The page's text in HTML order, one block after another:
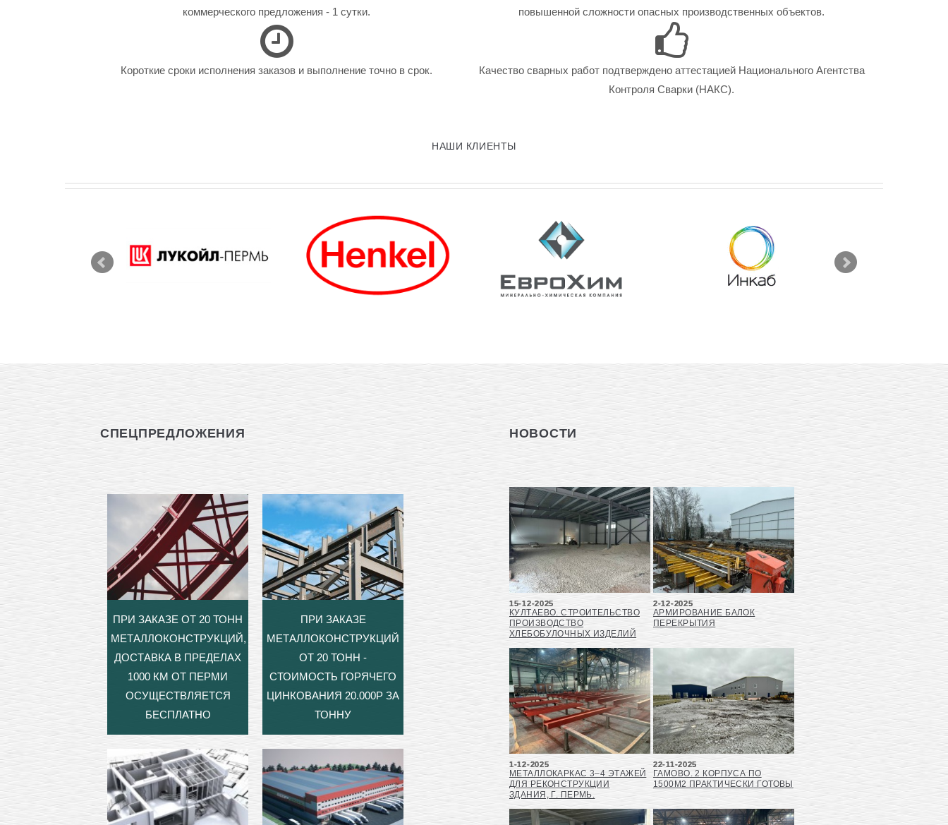
коммерческого предложения - 1 сутки.
повышенной сложности опасных производственных объектов.
Короткие сроки исполнения заказов и выполнение точно в срок.
Качество сварных работ подтверждено аттестацией Национального Агентства
Контроля Сварки (НАКС).
НАШИ КЛИЕНТЫ
СПЕЦПРЕДЛОЖЕНИЯ
ПРИ ЗАКАЗЕ ОТ 20 ТОНН
МЕТАЛЛОКОНСТРУКЦИЙ,
ДОСТАВКА В ПРЕДЕЛАХ
1000 КМ ОТ ПЕРМИ
ОСУЩЕСТВЛЯЕТСЯ
БЕСПЛАТНО
ПРИ ЗАКАЗЕ
МЕТАЛЛОКОНСТРУКЦИЙ
ОТ 20 ТОНН -
СТОИМОСТЬ ГОРЯЧЕГО
ЦИНКОВАНИЯ 20.000Р ЗА
ТОННУ
НОВОСТИ
15-12-2025
КУЛТАЕВО. СТРОИТЕЛЬСТВО
ПРОИЗВОДСТВО
ХЛЕБОБУЛОЧНЫХ ИЗДЕЛИЙ
2-12-2025
АРМИРОВАНИЕ БАЛОК
ПЕРЕКРЫТИЯ
1-12-2025
МЕТАЛЛОКАРКАС 3–4 ЭТАЖЕЙ
ДЛЯ РЕКОНСТРУКЦИИ
ЗДАНИЯ, Г. ПЕРМЬ.
22-11-2025
ГАМОВО. 2 КОРПУСА ПО
1500М2 ПРАКТИЧЕСКИ ГОТОВЫ